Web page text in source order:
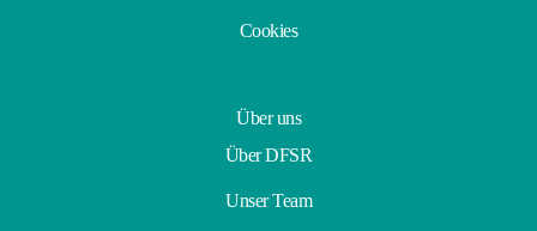
Cookies
Über uns
Über DFSR
Unser Team